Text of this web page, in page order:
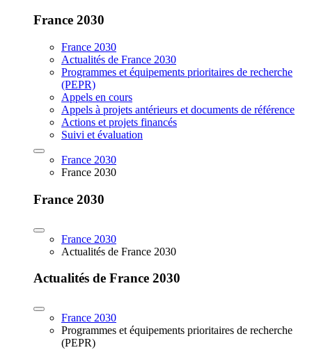
France 2030
France 2030
Actualités de France 2030
Programmes et équipements prioritaires de recherche
(PEPR)
Appels en cours
Appels à projets antérieurs et documents de référence
Actions et projets financés
Suivi et évaluation
France 2030
France 2030
France 2030
France 2030
Actualités de France 2030
Actualités de France 2030
France 2030
Programmes et équipements prioritaires de recherche
(PEPR)